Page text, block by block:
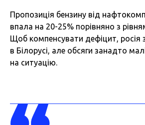
Пропозиція бензину від
впала на 20-25% порівняно з
Щоб компенсувати дефіцит, росія
в Білорусі, але обсяги занадто
на ситуацію.